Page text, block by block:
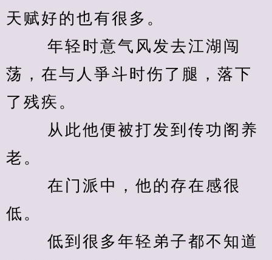
天赋好的也有很多。
年轻时意气风发去江湖闯
荡，在与人爭斗时伤了腿，落下
了残疾。
从此他便被打发到传功阁养
老。
在门派中，他的存在感很
低。
低到很多年轻弟子都不知道